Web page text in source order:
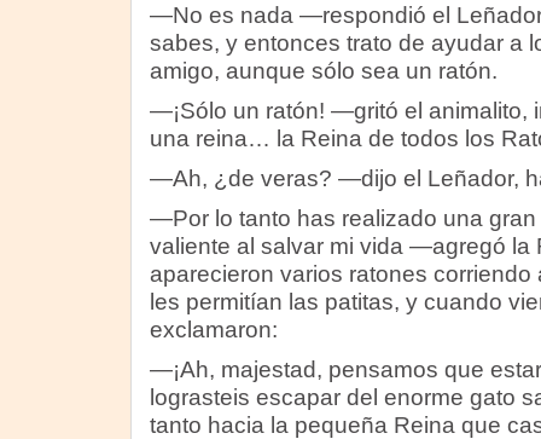
—No es nada —respondió el
sabes, y entonces trato de ayudar a
amigo, aunque sólo sea un ratón.
—¡Sólo un ratón! —gritó el animalito,
una reina… la Reina de todos los
—Ah, ¿de veras? —dijo el Leñador,
—Por lo tanto has realizado una
valiente al salvar mi vida —agregó la
aparecieron varios ratones
les permitían las patitas, y cuando
exclamaron:
—¡Ah, majestad, pensamos que
lograsteis escapar del enorme gato
tanto hacia la pequeña Reina que